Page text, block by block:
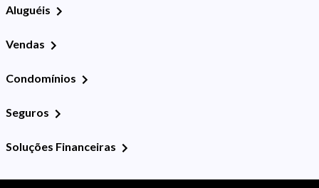
Aluguéis
Vendas
Condomínios
Seguros
Soluções Financeiras